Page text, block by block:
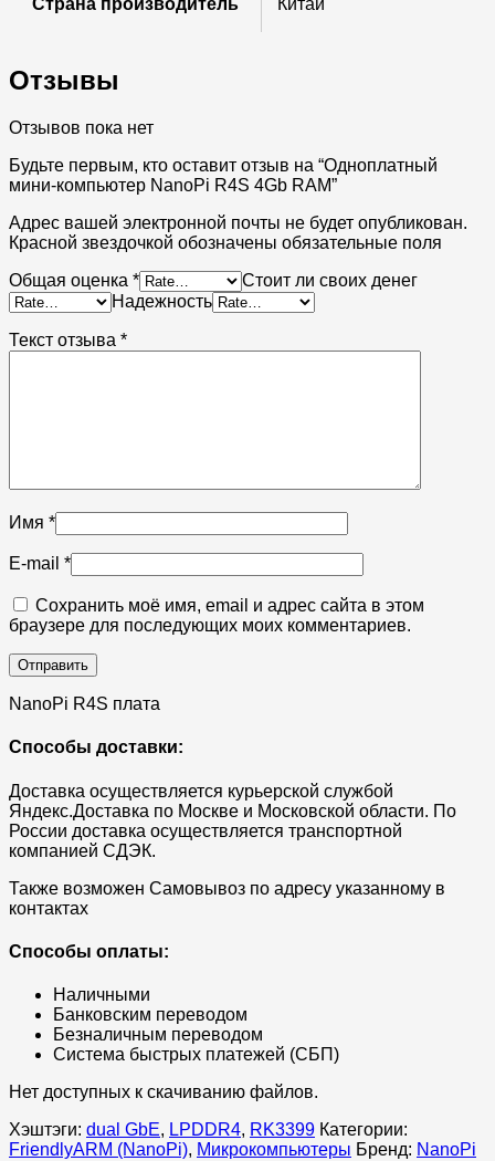
Страна производитель Китай
Отзывы
Отзывов пока нет
Будьте первым, кто оставит отзыв на “Одноплатный
мини-компьютер NanoPi R4S 4Gb RAM”
Адрес вашей электронной почты не будет опубликован.
Красной звездочкой обозначены обязательные поля
Общая оценка *
Стоит ли своих денег
Надежность
Текст отзыва *
Имя *
E-mail *
Сохранить моё имя, email и адрес сайта в этом
браузере для последующих моих комментариев.
NanoPi R4S плата
Способы доставки:
Доставка осуществляется курьерской службой
Яндекс.Доставка по Москве и Московской области. По
России доставка осуществляется транспортной
компанией СДЭК.
Также возможен Самовывоз по адресу указанному в
контактах
Способы оплаты:
Наличными
Банковским переводом
Безналичным переводом
Система быстрых платежей (СБП)
Нет доступных к скачиванию файлов.
Хэштэги: dual GbE, LPDDR4, RK3399 Категории:
FriendlyARM (NanoPi), Микрокомпьютеры Бренд: NanoPi